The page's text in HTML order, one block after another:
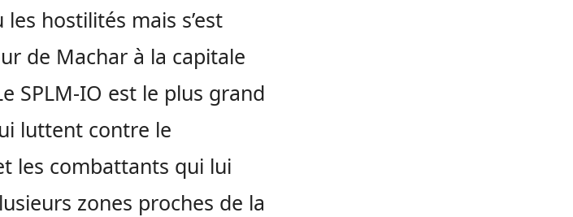
hostilités mais s’est
de Machar à la capitale
SPLM-IO est le plus grand
luttent contre le
les combattants qui lui
zones proches de la